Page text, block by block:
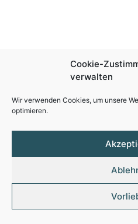
Cookie-
verwalten
Wir verwenden Cookies, um unsere
optimieren.